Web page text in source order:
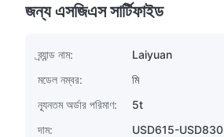
জন্য এসজিএস সার্টিফাইড
ব্র্যান্ড নাম:
Laiyuan
মডেল নম্বর:
মি
ন্যূনতম অর্ডার পরিমাণ:
5t
দাম:
USD615-USD830